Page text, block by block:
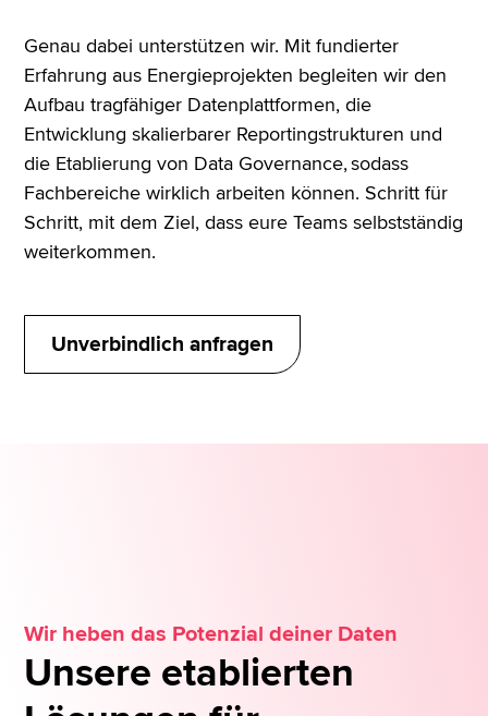
Genau dabei unterstützen wir. Mit fundierter
Erfahrung aus Energieprojekten begleiten wir den
Aufbau tragfähiger Datenplattformen, die
Entwicklung skalierbarer Reportingstrukturen und
die Etablierung von Data Governance, sodass
Fachbereiche wirklich arbeiten können. Schritt für
Schritt, mit dem Ziel, dass eure Teams selbstständig
weiterkommen.
Unverbindlich anfragen
Wir heben das Potenzial deiner Daten
Unsere etablierten